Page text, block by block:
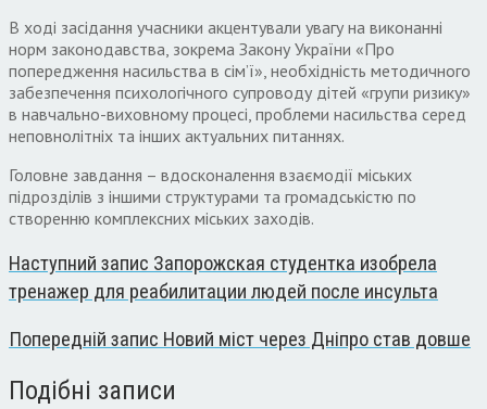
В ході засідання учасники акцентували увагу на виконанні
норм законодавства, зокрема Закону України «Про
попередження насильства в сім’ї», необхідність методичного
забезпечення психологічного супроводу дітей «групи ризику»
в навчально-виховному процесі, проблеми насильства серед
неповнолітніх та інших актуальних питаннях.
Головне завдання – вдосконалення взаємодії міських
підрозділів з іншими структурами та громадськістю по
створенню комплексних міських заходів.
Наступний запис Запорожская студентка изобрела
тренажер для реабилитации людей после инсульта
Попередній запис Новий міст через Дніпро став довше
Подібні записи